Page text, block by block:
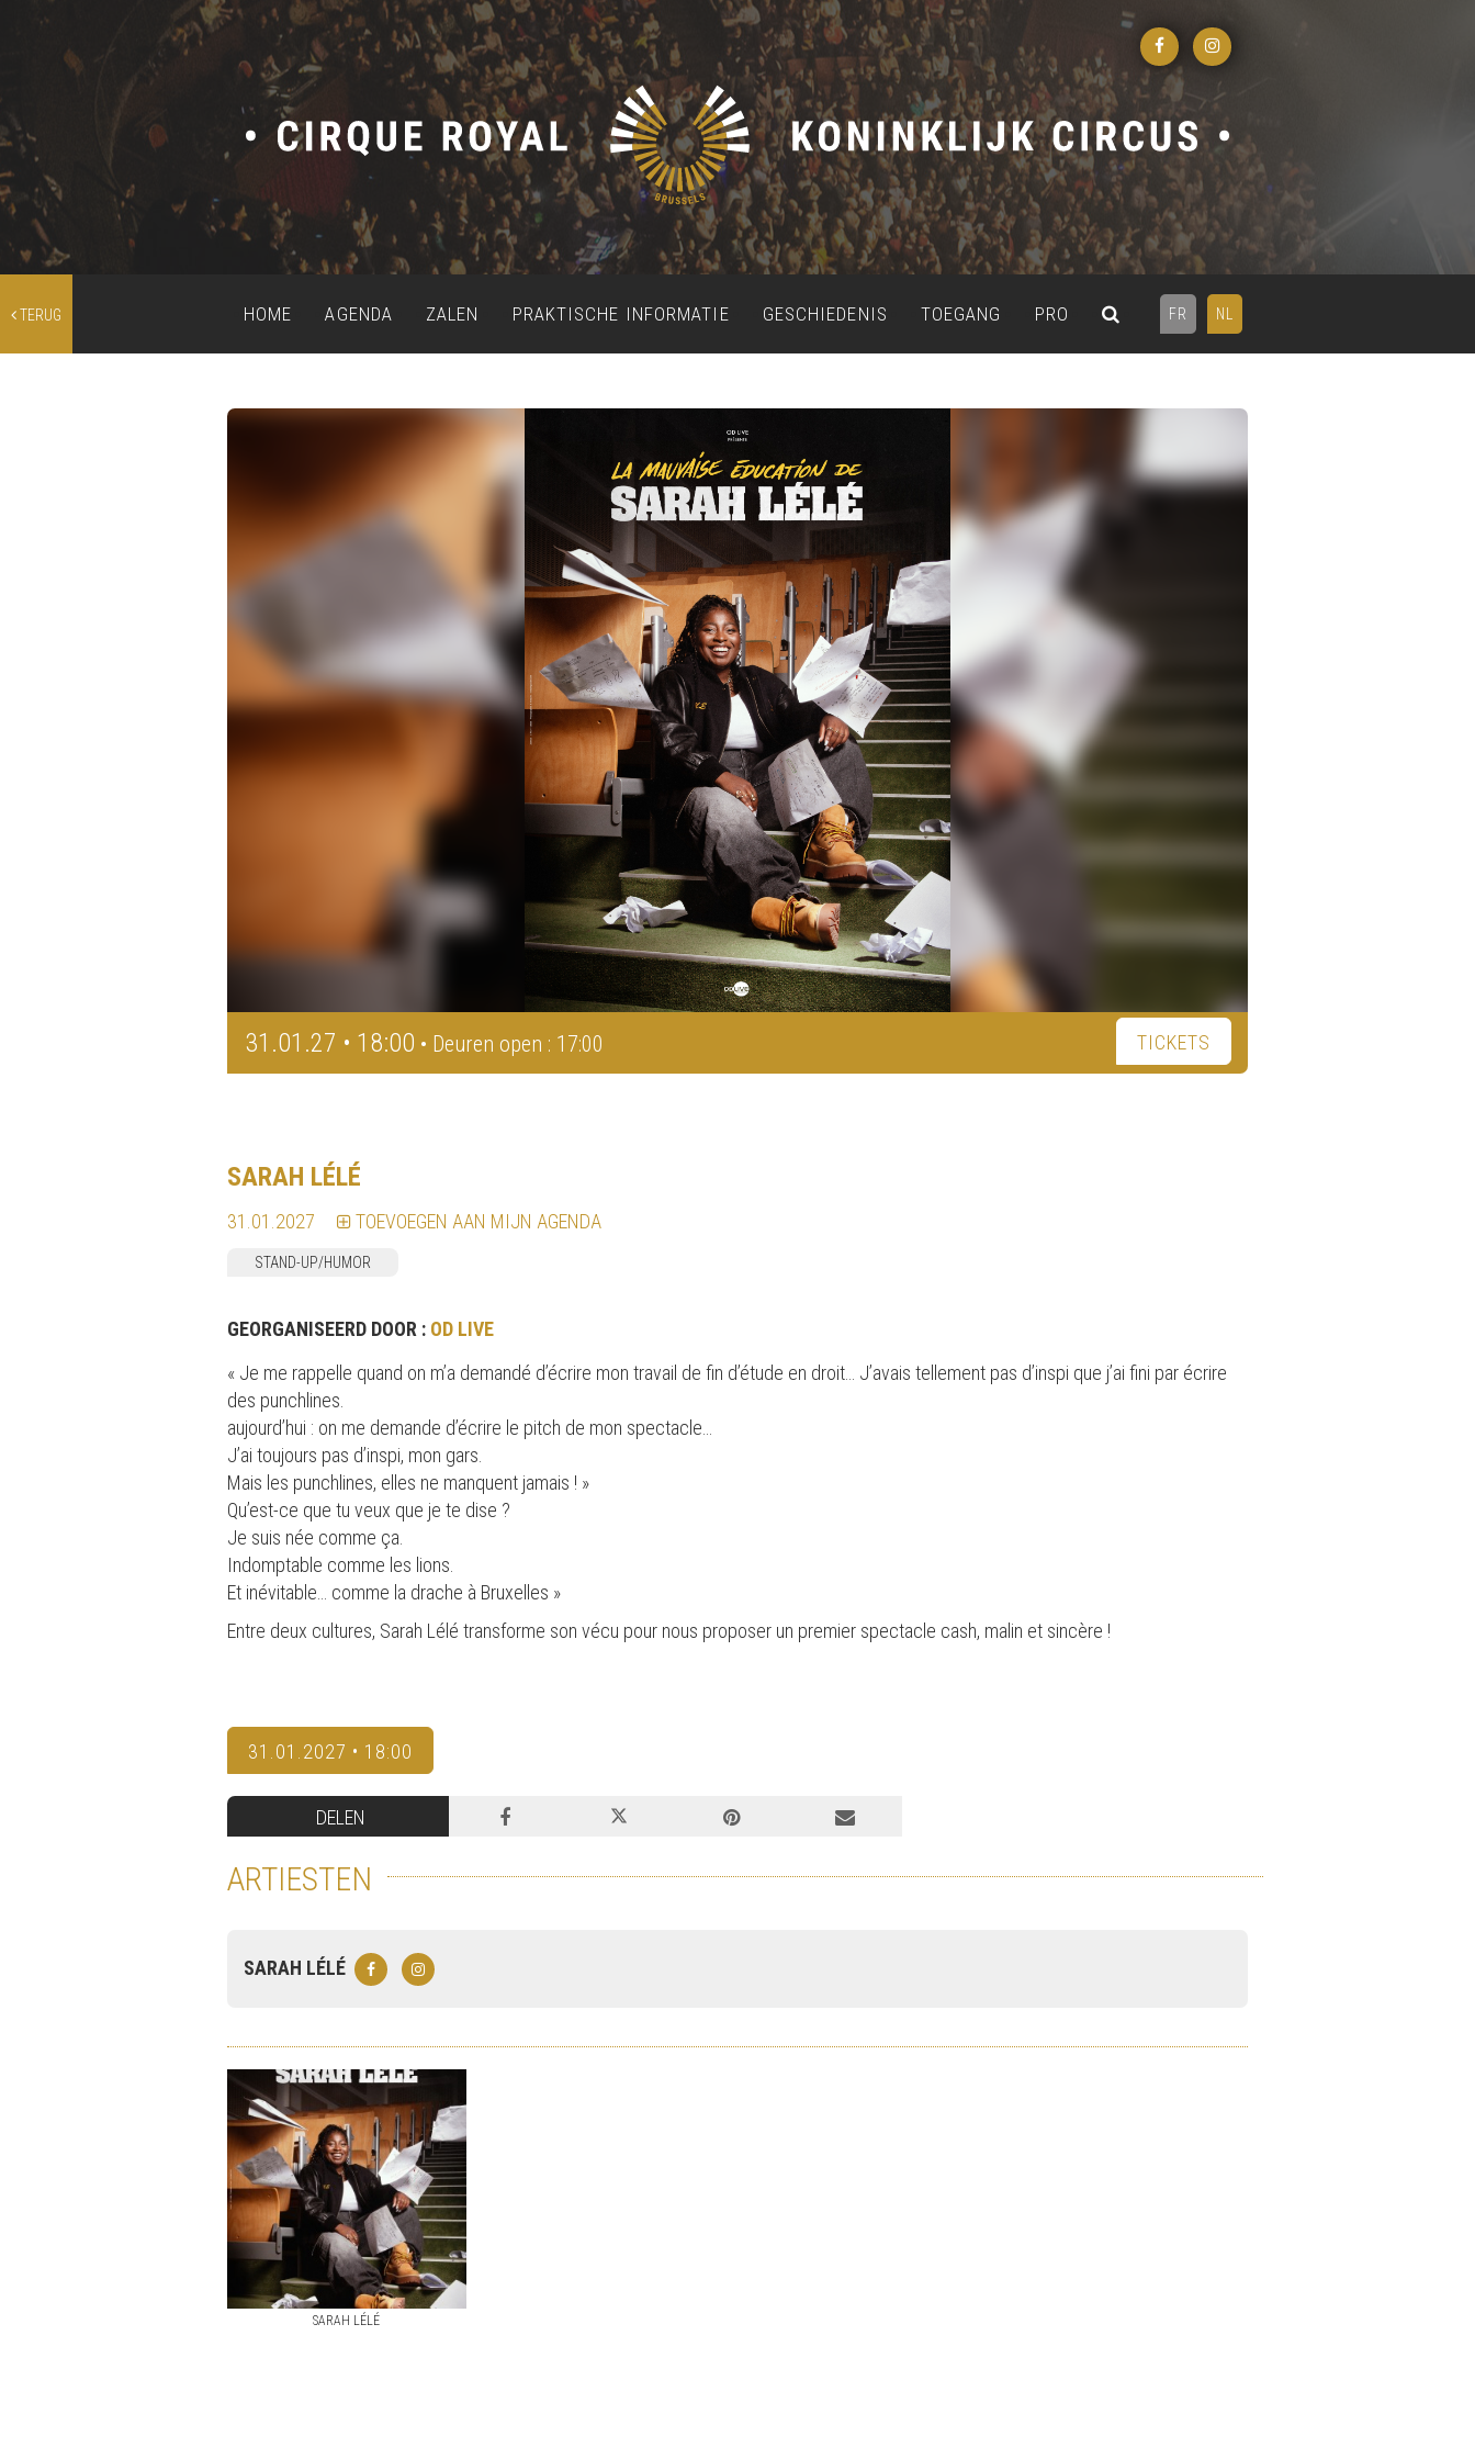
TERUG FR NL
HOME AGENDA ZALEN PRAKTISCHE INFORMATIE GESCHIEDENIS TOEGANG PRO
31.01.27 • 18:00 • Deuren open : 17:00 TICKETS
SARAH LÉLÉ
31.01.2027 TOEVOEGEN AAN MIJN AGENDA
STAND-UP/HUMOR
GEORGANISEERD DOOR : OD LIVE
« Je me rappelle quand on m’a demandé d’écrire mon travail de fin d’étude en droit… J’avais tellement pas d’inspi que j’ai fini par écrire
des punchlines.
aujourd’hui : on me demande d’écrire le pitch de mon spectacle…
J’ai toujours pas d’inspi, mon gars.
Mais les punchlines, elles ne manquent jamais ! »
Qu’est-ce que tu veux que je te dise ?
Je suis née comme ça.
Indomptable comme les lions.
Et inévitable… comme la drache à Bruxelles »
Entre deux cultures, Sarah Lélé transforme son vécu pour nous proposer un premier spectacle cash, malin et sincère !
31.01.2027 • 18:00
DELEN
ARTIESTEN
SARAH LÉLÉ
SARAH LÉLÉ